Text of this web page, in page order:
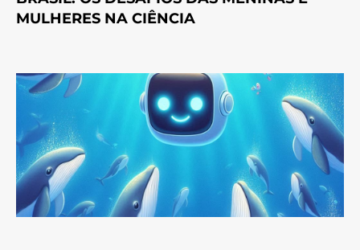
MULHERES NA CIÊNCIA